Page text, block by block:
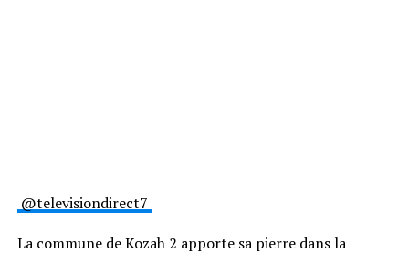
@televisiondirect7
La commune de Kozah 2 apporte sa pierre dans la